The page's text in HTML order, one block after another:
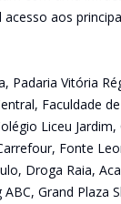
acesso aos
Padaria Vitória
Faculdade
Liceu
Fonte
Droga Raia,
ABC, Grand Plaza